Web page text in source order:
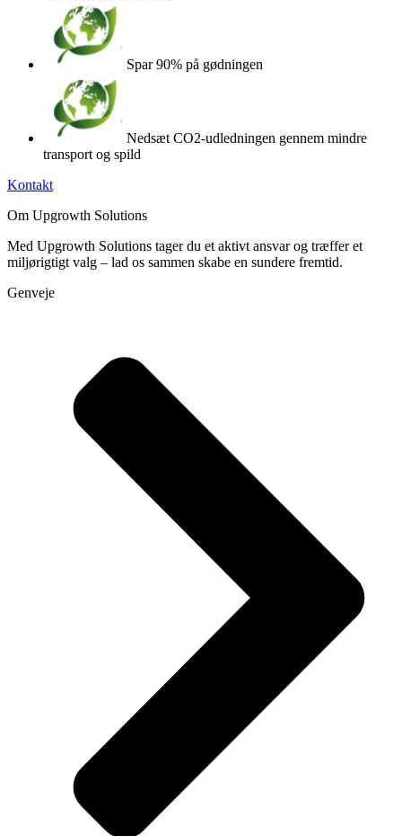
Spar 90% på gødningen
Nedsæt CO2-udledningen gennem mindre
transport og spild
Kontakt
Om Upgrowth Solutions
Med Upgrowth Solutions tager du et aktivt ansvar og træffer et
miljørigtigt valg – lad os sammen skabe en sundere fremtid.
Genveje